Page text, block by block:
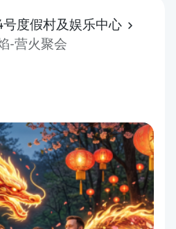
度假村及娱乐中心
-营火聚会